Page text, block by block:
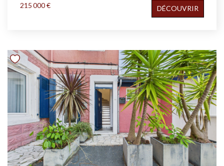
215 000 € DÉCOUVRIR